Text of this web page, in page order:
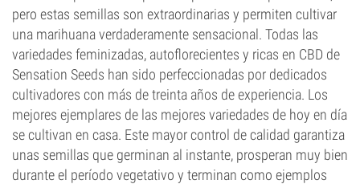
pero estas semillas son extraordinarias y permiten cultivar
una marihuana verdaderamente sensacional. Todas las
variedades feminizadas, autoflorecientes y ricas en CBD de
Sensation Seeds han sido perfeccionadas por dedicados
cultivadores con más de treinta años de experiencia. Los
mejores ejemplares de las mejores variedades de hoy en día
se cultivan en casa. Este mayor control de calidad garantiza
unas semillas que germinan al instante, prosperan muy bien
durante el período vegetativo y terminan como ejemplos